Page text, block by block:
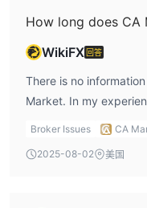
How long does CA
WikiFX 回答
There is no
Market. In my
take is crucial, as it
processing times
Broker Issues CA
2025-08-02 美国